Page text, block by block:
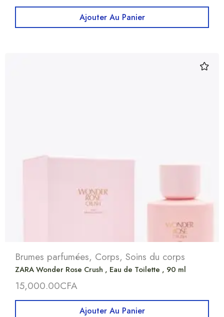
Ajouter Au Panier
Brumes parfumées, Corps, Soins du corps
ZARA Wonder Rose Crush , Eau de Toilette , 90 ml
15,000.00CFA
Ajouter Au Panier